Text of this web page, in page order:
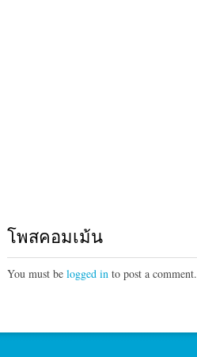
โพสคอมเม้น
You must be logged into post a comment.